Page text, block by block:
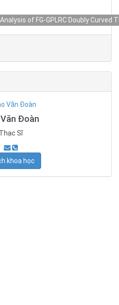
of FG-GPLRC Doubly
Đoàn
Thạc Sĩ
khoa học